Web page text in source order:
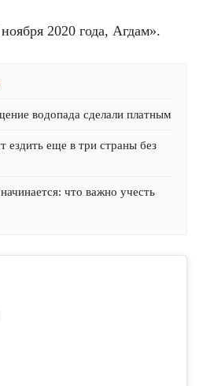
2020 года, Агдам».
водопада сделали платным
ездить еще в три страны без
что важно учесть